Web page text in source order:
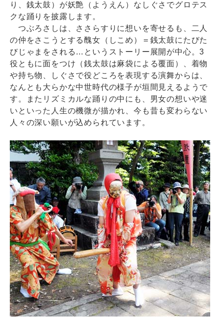
り、銭太鼓）が妖艶（ようえん）なしぐさでグロテス
クな踊りを披露します。
つぶろさしは、ささらすりに想いを寄せるも、二人
の仲をさこうとする醜女（しこめ）＝銭太鼓にたびた
びじゃまをされる…というストーリー展開が中心。3
役ともに面をつけ（銭太鼓は麻袋による覆面）、着物
や持ち物、しぐさで役どころを表現する演舞からは、
なんとも大らかな中世時代の様子が垣間見えるようで
す。またリズミカルな踊りの中にも、男女の想いや迷
いといった人生の機微が描かれ、今も昔も変わらない
人々の深い願いが込められています。